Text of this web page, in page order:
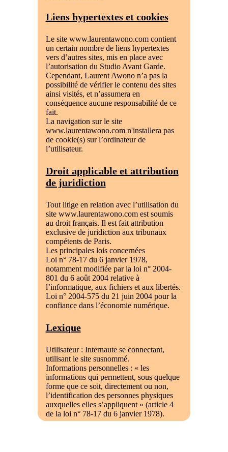
Liens hypertextes et cookies
Le site www.laurentawono.com contient
un certain nombre de liens hypertextes
vers d’autres sites, mis en place avec
l’autorisation du Studio Avant Garde.
Cependant, Laurent Awono n’a pas la
possibilité de vérifier le contenu des sites
ainsi visités, et n’assumera en
conséquence aucune responsabilité de ce
fait.
La navigation sur le site
www.laurentawono.com n'installera pas
de cookie(s) sur l’ordinateur de
l’utilisateur.
Droit applicable et attribution
de juridiction
Tout litige en relation avec l’utilisation du
site www.laurentawono.com est soumis
au droit français. Il est fait attribution
exclusive de juridiction aux tribunaux
compétents de Paris.
Les principales lois concernées
Loi n° 78-17 du 6 janvier 1978,
notamment modifiée par la loi n° 2004-
801 du 6 août 2004 relative à
l’informatique, aux fichiers et aux libertés.
Loi n° 2004-575 du 21 juin 2004 pour la
confiance dans l’économie numérique.
Lexique
Utilisateur : Internaute se connectant,
utilisant le site susnommé.
Informations personnelles : « les
informations qui permettent, sous quelque
forme que ce soit, directement ou non,
l’identification des personnes physiques
auxquelles elles s’appliquent » (article 4
de la loi n° 78-17 du 6 janvier 1978).